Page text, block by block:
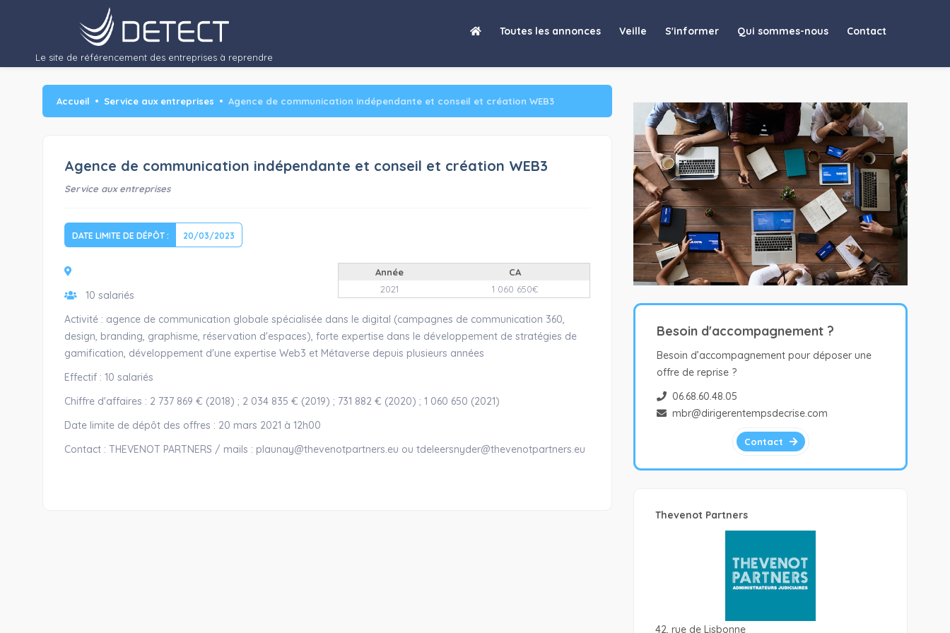
Le site de référencement des entreprises à reprendre
Toutes les annonces Veille S'informer Qui sommes-nous Contact
Accueil Service aux entreprises Agence de communication indépendante et conseil et création WEB3
Agence de communication indépendante et conseil et création WEB3
Service aux entreprises
DATE LIMITE DE DÉPÔT : 20/03/2023
10 salariés
Année
CA
2021
1 060 650€
Activité : agence de communication globale spécialisée dans le digital (campagnes de communication 360,
design, branding, graphisme, réservation d'espaces), forte expertise dans le développement de stratégies de
gamification, développement d'une expertise Web3 et Métaverse depuis plusieurs années
Effectif : 10 salariés
Chiffre d'affaires : 2 737 869 € (2018) ; 2 034 835 € (2019) ; 731 882 € (2020) ; 1 060 650 (2021)
Date limite de dépôt des offres : 20 mars 2021 à 12h00
Contact : THEVENOT PARTNERS / mails : plaunay@thevenotpartners.eu ou tdeleersnyder@thevenotpartners.eu
Besoin d'accompagnement ?
Besoin d’accompagnement pour déposer une
offre de reprise ?
06.68.60.48.05
mbr@dirigerentempsdecrise.com
Contact
Thevenot Partners
42, rue de Lisbonne